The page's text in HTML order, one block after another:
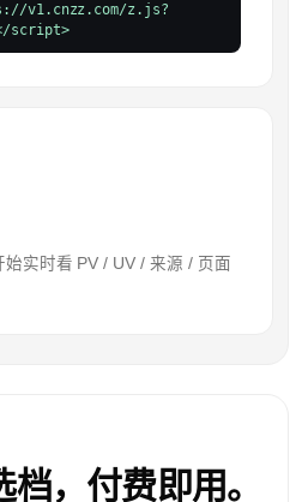
v1.cnzz.com/z.js?
script>
实时看 PV / UV / 来源 / 页面
，付费即用。